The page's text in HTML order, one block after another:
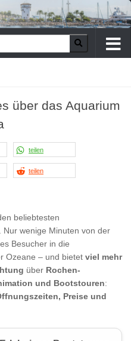
über das Aquarium
teilen
teilen
beliebtesten
wenige Minuten von der
Besucher in die
Ozeane – und bietet viel mehr
über Rochen-
und Bootstouren:
Preise und